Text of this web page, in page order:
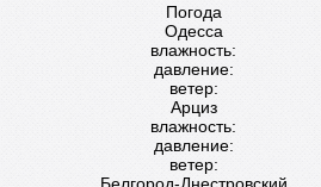
Погода
Одесса
влажность:
давление:
ветер:
Арциз
влажность:
давление:
ветер:
Белгород-Днестровский